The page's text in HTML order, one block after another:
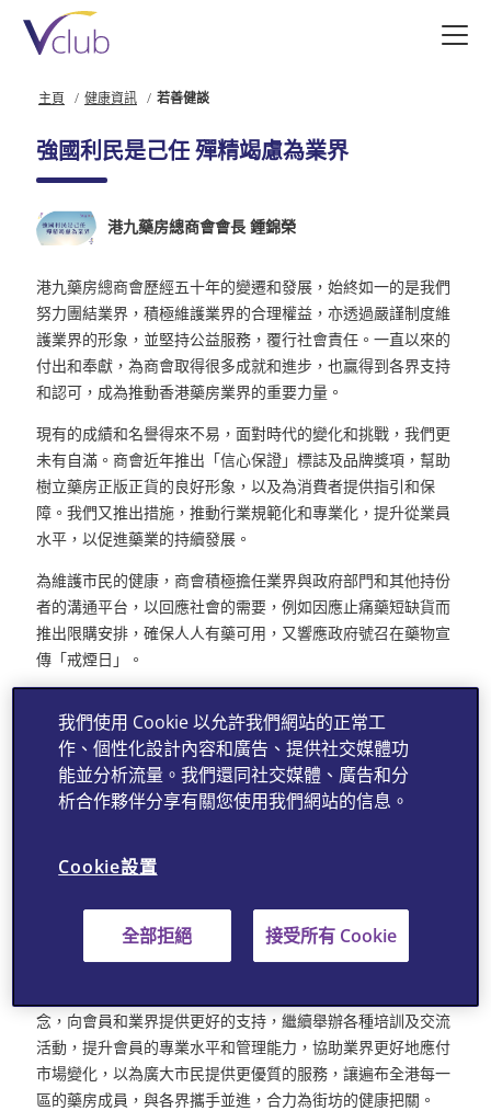
主頁 健康資訊 若善健談
強國利民是己任 殫精竭慮為業界
港九藥房總商會會長 鍾錦榮
港九藥房總商會歷經五十年的變遷和發展，始終如一的是我們
努力團結業界，積極維護業界的合理權益，亦透過嚴謹制度維
護業界的形象，並堅持公益服務，覆行社會責任。一直以來的
付出和奉獻，為商會取得很多成就和進步，也贏得到各界支持
和認可，成為推動香港藥房業界的重要力量。
現有的成績和名譽得來不易，面對時代的變化和挑戰，我們更
未有自滿。商會近年推出「信心保證」標誌及品牌獎項，幫助
樹立藥房正版正貨的良好形象，以及為消費者提供指引和保
障。我們又推出措施，推動行業規範化和專業化，提升從業員
水平，以促進藥業的持續發展。
為維護市民的健康，商會積極擔任業界與政府部門和其他持份
者的溝通平台，以回應社會的需要，例如因應止痛藥短缺貨而
推出限購安排，確保人人有藥可用，又響應政府號召在藥物宣
傳「戒煙日」。
益事務。多年來曾贊助內地多個教育及扶貧項目，先後捐建二
十多所學校，也為軒轅教育基金名下的「種子助學基金」先後
籌得320萬人民幣善款，資助貧困而品學兼優的學生完成學
業，學有所成後回饋社會，形成生生不息的好循環。
精神。只要察覺到社會所需，商會定會竭盡全力給予支持；而
都得到會員的一呼百應，讓弱勢社群獲得更多適切及適時的援
念，向會員和業界提供更好的支持，繼續舉辦各種培訓及交流
活動，提升會員的專業水平和管理能力，協助業界更好地應付
市場變化，以為廣大市民提供更優質的服務，讓遍布全港每一
區的藥房成員，與各界攜手並進，合力為街坊的健康把關。
我們使用 Cookie 以允許我們網站的正常工
作、個性化設計內容和廣告、提供社交媒體功
能並分析流量。我們還同社交媒體、廣告和分
析合作夥伴分享有關您使用我們網站的信息。
Cookie設置
全部拒絕 接受所有 Cookie